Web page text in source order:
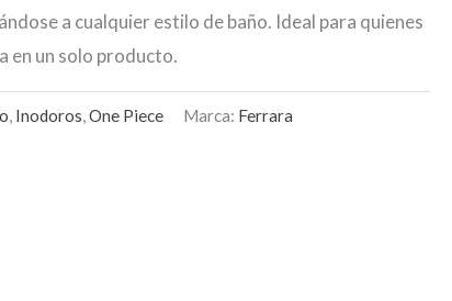
a cualquier estilo de baño. Ideal para quienes
en un solo producto.
, Inodoros,One Piece Marca: Ferrara